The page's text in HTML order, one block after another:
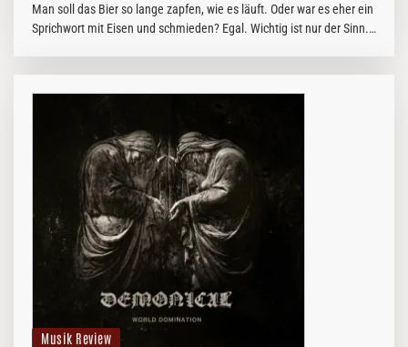
Man soll das Bier so lange zapfen, wie es läuft. Oder war es eher ein
Sprichwort mit Eisen und schmieden? Egal. Wichtig ist nur der Sinn.
Musik Review